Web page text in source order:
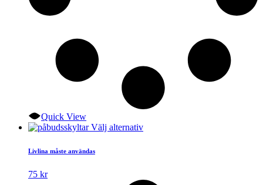
Quick View
Välj alternativDen
varianter.
Livlina måste användas
75 kr